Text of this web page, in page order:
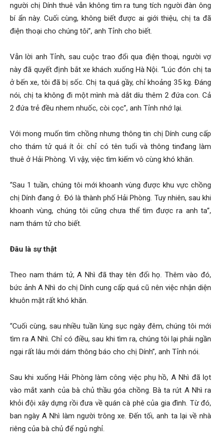
phòng,
dịch
phòng,
thám
giss,
người chị Dính thuê vẫn không tìm ra tung tích người đàn ông
bí ẩn này. Cuối cùng, không biết được ai giới thiệu, chị ta đã
điện thoại cho chúng tôi”, anh Tỉnh cho biết.
Vẫn lời anh Tỉnh, sau cuộc trao đổi qua điện thoại, người vợ
này đã quyết định bắt xe khách xuống Hà Nội. “Lúc đón chị ta
ở bến xe, tôi đã bị sốc. Chị ta quá gầy, chỉ khoảng 35 kg. Đáng
nói, chị ta không đi một mình mà dắt díu thêm 2 đứa con. Cả
2 đứa trẻ đều nhem nhuốc, còi cọc”, anh Tỉnh nhớ lại.
Với mong muốn tìm chồng nhưng thông tin chị Dính cung cấp
cho thám tử quá ít ỏi: chỉ có tên tuổi và thông tinđang làm
thuê ở Hải Phòng. Vì vậy, việc tìm kiếm vô cùng khó khăn.
“Sau 1 tuần, chúng tôi mới khoanh vùng được khu vực chồng
chị Dính đang ở. Đó là thành phố Hải Phòng. Tuy nhiên, sau khi
khoanh vùng, chúng tôi cũng chưa thể tìm được ra anh ta”,
nam thám tử cho biết.
Đâu là sự thật
Theo nam thám tử, A Nhì đã thay tên đổi họ. Thêm vào đó,
bức ảnh A Nhì do chị Dính cung cấp quá cũ nên việc nhận diện
khuôn mặt rất khó khăn.
“Cuối cùng, sau nhiều tuần lùng sục ngày đêm, chúng tôi mới
tìm ra A Nhì. Chỉ có điều, sau khi tìm ra, chúng tôi lại phải ngần
ngại rất lâu mới dám thông báo cho chị Dính”, anh Tỉnh nói.
Sau khi xuống Hải Phòng làm công việc phụ hồ, A Nhì đã lọt
vào mắt xanh của bà chủ thầu góa chồng. Bà ta rút A Nhì ra
khỏi đội xây dựng rồi đưa về quán cà phê của gia đình. Từ đó,
ban ngày A Nhì làm người trông xe. Đến tối, anh ta lại về nhà
riêng của bà chủ để ngủ nghỉ.